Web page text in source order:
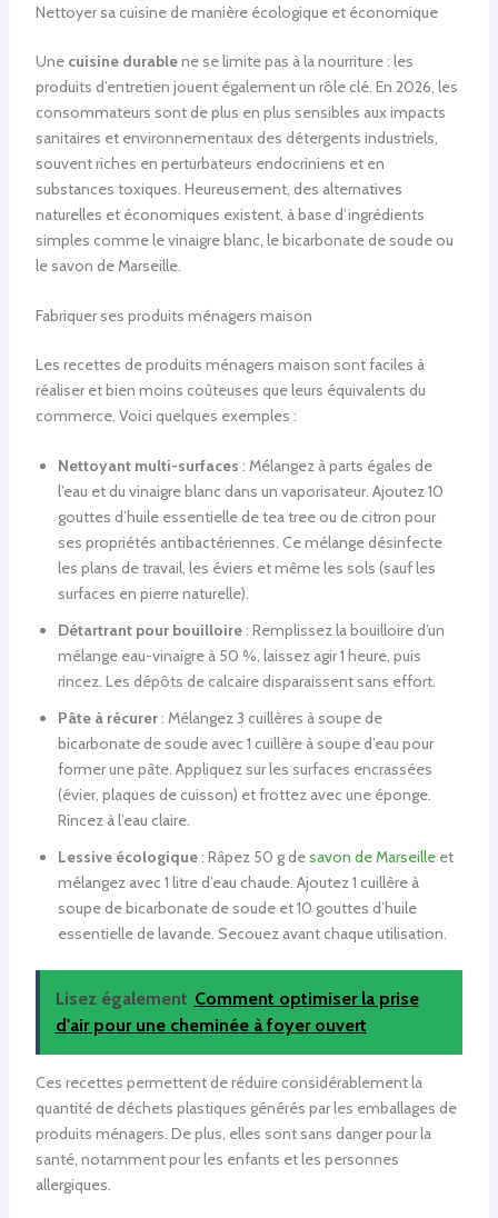
Nettoyer sa cuisine de manière écologique et économique
Une cuisine durablene se limite pas à la nourriture : les
produits d’entretien jouent également un rôle clé. En 2026, les
consommateurs sont de plus en plus sensibles aux impacts
sanitaires et environnementaux des détergents industriels,
souvent riches en perturbateurs endocriniens et en
substances toxiques. Heureusement, des alternatives
naturelles et économiques existent, à base d’ingrédients
simples comme le vinaigre blanc, le bicarbonate de soude ou
le savon de Marseille.
Fabriquer ses produits ménagers maison
Les recettes de produits ménagers maison sont faciles à
réaliser et bien moins coûteuses que leurs équivalents du
commerce. Voici quelques exemples :
Nettoyant multi-surfaces : Mélangez à parts égales de
l’eau et du vinaigre blanc dans un vaporisateur. Ajoutez 10
gouttes d’huile essentielle de tea tree ou de citron pour
ses propriétés antibactériennes. Ce mélange désinfecte
les plans de travail, les éviers et même les sols (sauf les
surfaces en pierre naturelle).
Détartrant pour bouilloire: Remplissez la bouilloire d’un
mélange eau-vinaigre à 50 %, laissez agir 1 heure, puis
rincez. Les dépôts de calcaire disparaissent sans effort.
Pâte à récurer: Mélangez 3 cuillères à soupe de
bicarbonate de soude avec 1 cuillère à soupe d’eau pour
former une pâte. Appliquez sur les surfaces encrassées
(évier, plaques de cuisson) et frottez avec une éponge.
Rincez à l’eau claire.
Lessive écologique: Râpez 50 g desavon de Marseilleet
mélangez avec 1 litre d’eau chaude. Ajoutez 1 cuillère à
soupe de bicarbonate de soude et 10 gouttes d’huile
essentielle de lavande. Secouez avant chaque utilisation.
Lisez également Comment optimiser la prise
d'air pour une cheminée à foyer ouvert
Ces recettes permettent de réduire considérablement la
quantité de déchets plastiques générés par les emballages de
produits ménagers. De plus, elles sont sans danger pour la
santé, notamment pour les enfants et les personnes
allergiques.